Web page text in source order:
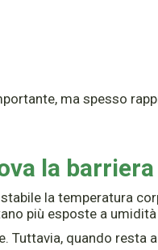
ma spesso
la
la temperatura
più esposte a
Tuttavia, quando